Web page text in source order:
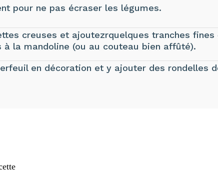
pour ne pas écraser les légumes.
creuses et ajoutezrquelques tranches fines
à la mandoline (ou au couteau bien affûté).
en décoration et y ajouter des rondelles